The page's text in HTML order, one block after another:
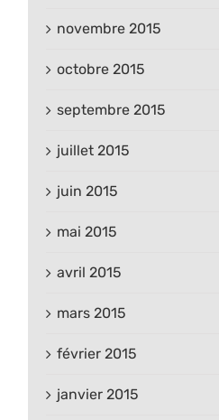
novembre 2015
octobre 2015
septembre 2015
juillet 2015
juin 2015
mai 2015
avril 2015
mars 2015
février 2015
janvier 2015